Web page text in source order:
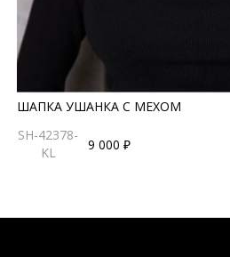
ШАПКА УШАНКА С МЕХОМ
SH-42378-
KL
9 000 ₽